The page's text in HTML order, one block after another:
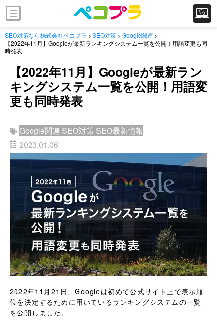
SEO対策なら株式会社ペコプラ > SEO対策 > Google関連 >
【2022年11月】Googleが最新ランキングシステム一覧を公開！用語変更も同
時発表
【2022年11月】Googleが最新ラン
キングシステム一覧を公開！用語変
更も同時発表
Google関連 SEO対策 SEO最新情報
2023.01.06
2022年11月21日、Googleは初めて公式サイト上で表示順
位を決定するために用いているランキングシステムの一覧
を公開しました。